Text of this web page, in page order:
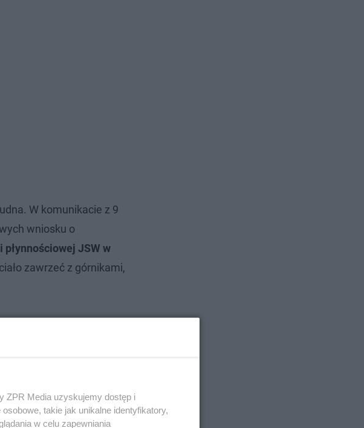
W komunikacie z 9
wniosku o
JSW w
zawrzeć z górnikami,
ZPR Media uzyskujemy dostęp i
takie jak unikalne identyfikatory,
w celu zapewniania